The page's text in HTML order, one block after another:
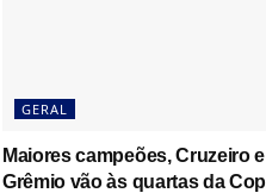
GERAL
Maiores campeões, Cruzeiro e
Grêmio vão às quartas da